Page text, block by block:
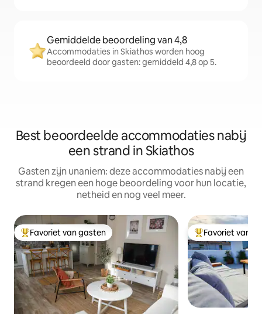
Gemiddelde beoordeling van 4,8
Accommodaties in Skiathos worden hoog
beoordeeld door gasten: gemiddeld 4,8 op 5.
Best beoordeelde accommodaties nabij
een strand in Skiathos
Gasten zijn unaniem: deze accommodaties nabij een
strand kregen een hoge beoordeling voor hun locatie,
netheid en nog veel meer.
Topfavoriet van gasten
Favoriet van gasten Topfavoriet van
Favoriet van